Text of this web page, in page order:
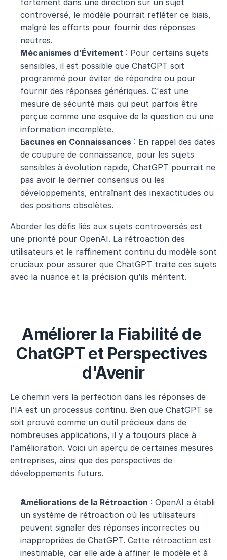
fortement dans une direction sur un sujet
controversé, le modèle pourrait refléter ce biais,
malgré les efforts pour fournir des réponses
neutres.
Mécanismes d'Évitement : Pour certains sujets
sensibles, il est possible que ChatGPT soit
programmé pour éviter de répondre ou pour
fournir des réponses génériques. C'est une
mesure de sécurité mais qui peut parfois être
perçue comme une esquive de la question ou une
information incomplète.
Lacunes en Connaissances : En rappel des dates
de coupure de connaissance, pour les sujets
sensibles à évolution rapide, ChatGPT pourrait ne
pas avoir le dernier consensus ou les
développements, entraînant des inexactitudes ou
des positions obsolètes.
Aborder les défis liés aux sujets controversés est
une priorité pour OpenAI. La rétroaction des
utilisateurs et le raffinement continu du modèle sont
cruciaux pour assurer que ChatGPT traite ces sujets
avec la nuance et la précision qu'ils méritent.
Améliorer la Fiabilité de
ChatGPT et Perspectives
d'Avenir
Le chemin vers la perfection dans les réponses de
l'IA est un processus continu. Bien que ChatGPT se
soit prouvé comme un outil précieux dans de
nombreuses applications, il y a toujours place à
l'amélioration. Voici un aperçu de certaines mesures
entreprises, ainsi que des perspectives de
développements futurs.
Améliorations de la Rétroaction : OpenAI a établi
un système de rétroaction où les utilisateurs
peuvent signaler des réponses incorrectes ou
inappropriées de ChatGPT. Cette rétroaction est
inestimable, car elle aide à affiner le modèle et à